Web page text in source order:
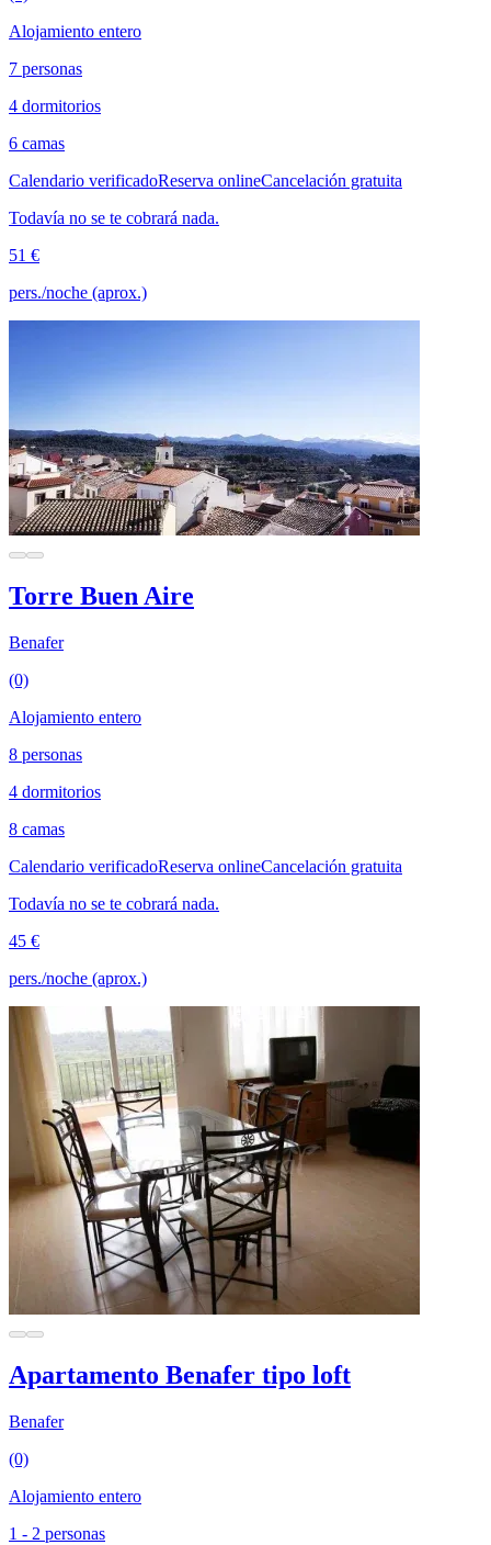
Alojamiento entero
7 personas
4 dormitorios
6 camas
Calendario verificadoReserva onlineCancelación gratuita
Todavía no se te cobrará nada.
51 €
pers./noche (aprox.)
Torre Buen Aire
Benafer
(0)
Alojamiento entero
8 personas
4 dormitorios
8 camas
Calendario verificadoReserva onlineCancelación gratuita
Todavía no se te cobrará nada.
45 €
pers./noche (aprox.)
Apartamento Benafer tipo loft
Benafer
(0)
Alojamiento entero
1 - 2 personas